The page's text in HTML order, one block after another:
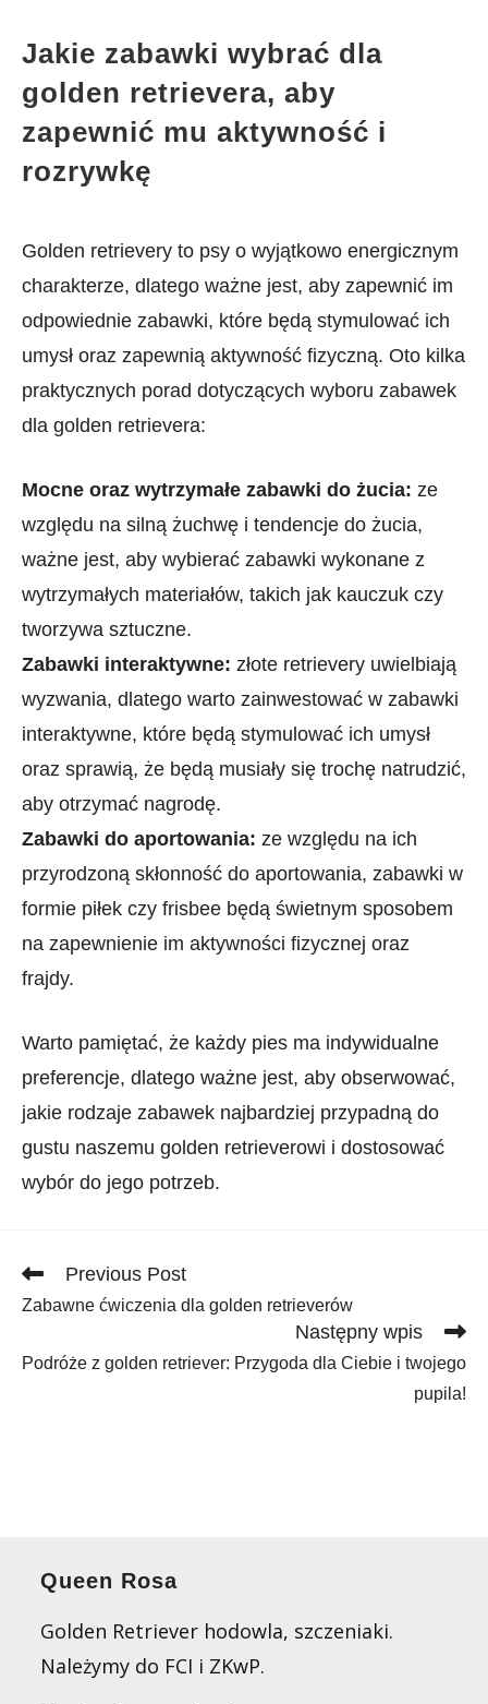
Jakie zabawki wybrać‌ dla
golden retrievera, aby
zapewnić mu aktywność i⁢
rozrywkę
Golden retrievery to psy o wyjątkowo energicznym
charakterze, dlatego ważne jest, ⁢aby zapewnić im
odpowiednie zabawki, które będą stymulować ich
umysł oraz zapewnią aktywność fizyczną. Oto kilka‌
praktycznych porad dotyczących wyboru zabawek⁢
dla golden retrievera:
Mocne oraz wytrzymałe zabawki do żucia: ze
względu na silną żuchwę i tendencje do⁤ żucia,
ważne jest, aby wybierać zabawki wykonane z
wytrzymałych materiałów, takich jak ‌kauczuk czy
⁣tworzywa sztuczne.
Zabawki interaktywne: złote retrievery uwielbiają
wyzwania, dlatego warto zainwestować w‍ zabawki⁣
interaktywne, które będą stymulować ich umysł
oraz sprawią, że będą musiały się trochę natrudzić,
aby otrzymać nagrodę.
Zabawki do aportowania: ze względu na ich
przyrodzoną skłonność do aportowania,​ zabawki w
formie piłek czy frisbee będą świetnym sposobem
na zapewnienie im aktywności fizycznej oraz
frajdy.
Warto pamiętać, że każdy pies ‌ma indywidualne
preferencje, dlatego ‌ważne jest, aby obserwować,
jakie rodzaje zabawek najbardziej ‍przypadną do
gustu naszemu golden retrieverowi i dostosować
wybór do⁤ jego potrzeb.
Read
articles
Previous Post
Zabawne ćwiczenia dla golden retrieverów
Następny wpis
Podróże z golden retriever: Przygoda dla Ciebie i twojego
pupila!
Queen Rosa
Golden Retriever hodowla, szczeniaki.
Należymy do FCI i ZKwP.